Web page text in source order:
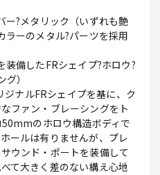
ー?メタリック（いずれも艶
ラーのメタル?パーツを採用
装備したFRシェイプ?ホロウ?
）
ナルFRシェイプを基に、ク
ファン・ブレーシングをト
のホロウ構造ボディで
ールは有りませんが、プレ
ウンド・ポートを装備して
て大きく差のない構え心地